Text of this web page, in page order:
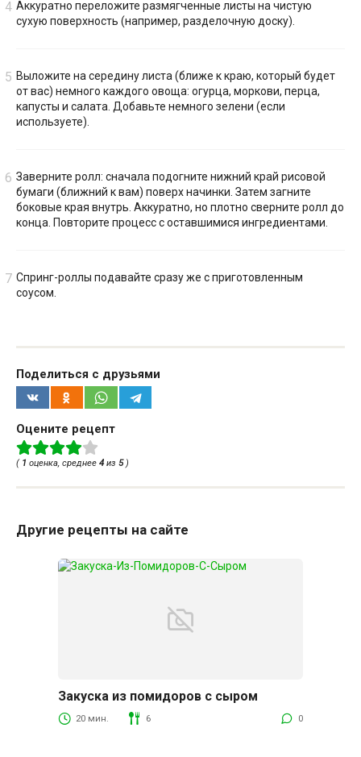
Аккуратно переложите размягченные листы на чистую
сухую поверхность (например, разделочную доску).
Выложите на середину листа (ближе к краю, который будет
от вас) немного каждого овоща: огурца, моркови, перца,
капусты и салата. Добавьте немного зелени (если
используете).
Заверните ролл: сначала подогните нижний край рисовой
бумаги (ближний к вам) поверх начинки. Затем загните
боковые края внутрь. Аккуратно, но плотно сверните ролл до
конца. Повторите процесс с оставшимися ингредиентами.
Спринг-роллы подавайте сразу же с приготовленным
соусом.
Поделиться с друзьями
Оцените рецепт
( 1 оценка, среднее 4 из 5)
Другие рецепты на сайте
Закуска из помидоров с сыром
20 мин. 6 0